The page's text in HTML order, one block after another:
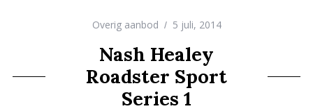
C
H
Overig aanbod 5 juli, 2014
Nash Healey
Roadster Sport
Series 1